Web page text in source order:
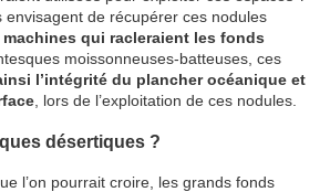
envisagent de récupérer ces nodules
machines qui racleraient les fonds
moissonneuses-batteuses, ces
l’intégrité du plancher océanique et
, lors de l’exploitation de ces nodules.
désertiques ?
l’on pourrait croire, les grands fonds